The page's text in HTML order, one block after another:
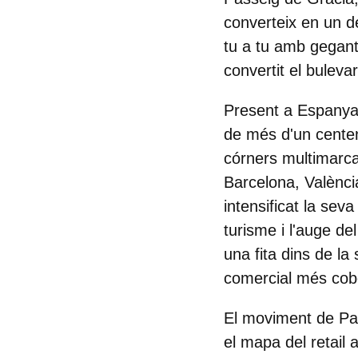
converteix en un
tu a tu amb
convertit el
Present a
de més d'un
córners
Barcelona,
intensificat la
turisme i l'auge
una fita dins de la
comercial més
El moviment de
el mapa del retail